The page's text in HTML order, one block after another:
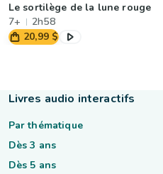
Le sortilège de la lune rouge
7+
2h58
20,99 $
Livres audio interactifs
Par thématique
Dès 3 ans
Dès 5 ans